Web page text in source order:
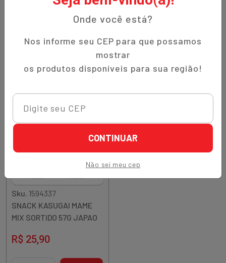
Onde você está?
Nos informe seu CEP para que possamos
mostrar
os produtos disponíveis para sua região!
CONTINUAR
Não sei meu cep
MUSKMELON MELAO 115G
R$ 26,90
Diminuir QuantidadeAdicionar Quantidade
MAME ORIGINAL ERVILHA
73G JAPAO
Diminuir Quantidade
Quantidade
Adicionar Quantidade
Sku. 1594337
SNACK KASUGAI MAME
MIX SORTIDO 57G JAPAO
R$ 25,90